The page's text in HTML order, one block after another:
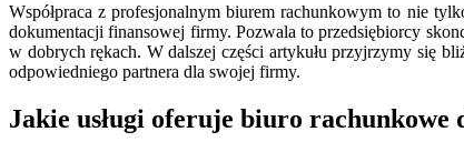
Współpraca z profesjonalnym biurem rachunkowym to nie
dokumentacji finansowej firmy. Pozwala to przedsiębiorcy
w dobrych rękach. W dalszej części artykułu przyjrzymy się
odpowiedniego partnera dla swojej firmy.
Jakie usługi oferuje biuro rachunkowe